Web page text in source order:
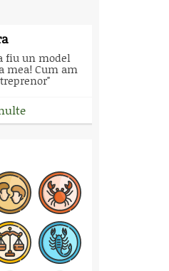
fiu un model
mea! Cum am